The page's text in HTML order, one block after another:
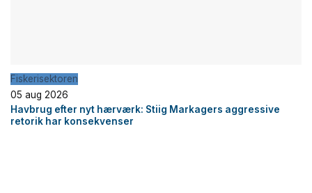
Fiskerisektoren
05 aug 2026
Havbrug efter nyt hærværk: Stiig Markagers aggressive
retorik har konsekvenser